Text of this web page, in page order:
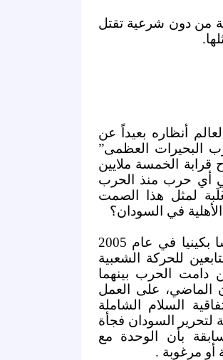
من دون شرعية تقتل
أنظاره بعيداً عن
البحيرات العظمى”
الخمسة ملايين
أي حرب منذ الحرب
لمثل هذا الصمت
في السودان؟
إن اتفاق السلام الذي أبرم في نيفاشا بكينيا في عام 2005
للحركة الشعبية
دامت الحرب بينهما
على العمل
السلام الشاملة
لتحرير السودان فجأة
بأن الوحدة مع
مرغوبة .